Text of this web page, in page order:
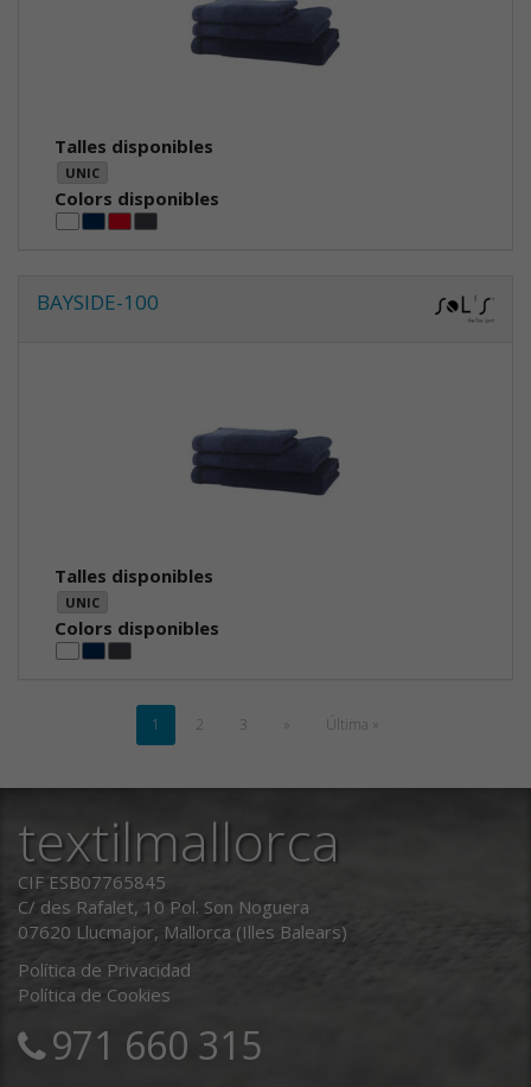
Talles disponibles
UNIC
Colors disponibles
BAYSIDE-100
Talles disponibles
UNIC
Colors disponibles
1 2 3 » Última »
textilmallorca
CIF ESB07765845
C/ des Rafalet, 10 Pol. Son Noguera
07620 Llucmajor, Mallorca (Illes Balears)
Política de Privacidad
Política de Cookies
971 660 315